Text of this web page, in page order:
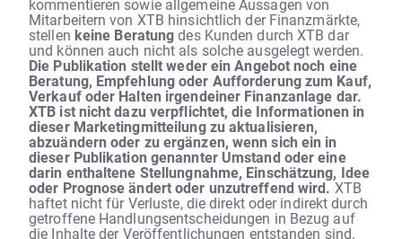
kommentieren sowie allgemeine Aussagen von
Mitarbeitern von XTB hinsichtlich der Finanzmärkte,
stellen keine Beratungdes Kunden durch XTB dar
und können auch nicht als solche ausgelegt werden.
Die Publikation stellt weder ein Angebot noch eine
Beratung, Empfehlung oder Aufforderung zum Kauf,
Verkauf oder Halten irgendeiner Finanzanlage dar.
XTB ist nicht dazu verpflichtet, die Informationen in
dieser Marketingmitteilung zu aktualisieren,
abzuändern oder zu ergänzen, wenn sich ein in
dieser Publikation genannter Umstand oder eine
darin enthaltene Stellungnahme, Einschätzung, Idee
oder Prognose ändert oder unzutreffend wird. XTB
haftet nicht für Verluste, die direkt oder indirekt durch
getroffene Handlungsentscheidungen in Bezug auf
die Inhalte der Veröffentlichungen entstanden sind.